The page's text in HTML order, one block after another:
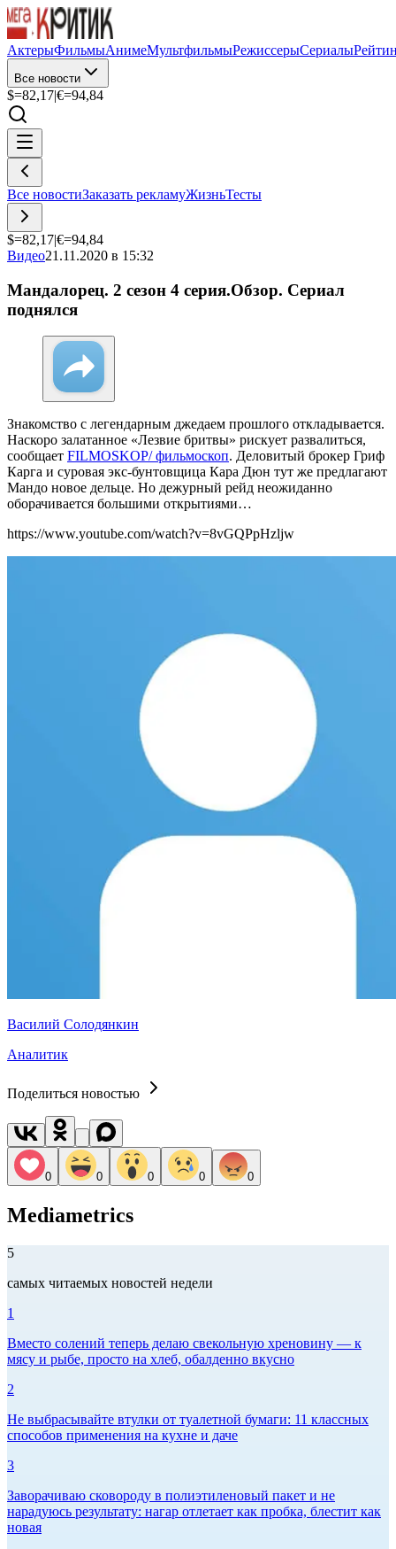
АктерыФильмыАнимеМультфильмыРежиссерыСериалы
Все новости
$=82,17|€=94,84
Все новостиЗаказать рекламуЖизньТесты
$=82,17|€=94,84
Видео21.11.2020 в 15:32
Мандалорец. 2 сезон 4 серия.Обзор. Сериал
поднялся
Знакомство с легендарным джедаем прошлого откладывается.
Наскоро залатанное «Лезвие бритвы» рискует развалиться,
сообщает FILMOSKOP/ фильмоскоп. Деловитый брокер Гриф
Карга и суровая экс-бунтовщица Кара Дюн тут же предлагают
Мандо новое дельце. Но дежурный рейд неожиданно
оборачивается большими открытиями…
https://www.youtube.com/watch?v=8vGQPpHzljw
Василий Солодянкин
Аналитик
Поделиться новостью
0 0 0 0 0
Mediametrics
5
самых читаемых новостей недели
1
Вместо солений теперь делаю свекольную хреновину — к
мясу и рыбе, просто на хлеб, обалденно вкусно
2
Не выбрасывайте втулки от туалетной бумаги: 11 классных
способов применения на кухне и даче
3
Заворачиваю сковороду в полиэтиленовый пакет и не
нарадуюсь результату: нагар отлетает как пробка, блестит как
новая